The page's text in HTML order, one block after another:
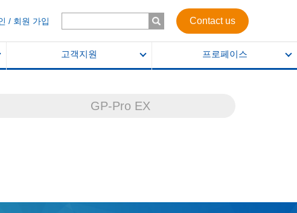
/ 회원 가입 Contact us
고객지원 프로페이스
GP-Pro EX